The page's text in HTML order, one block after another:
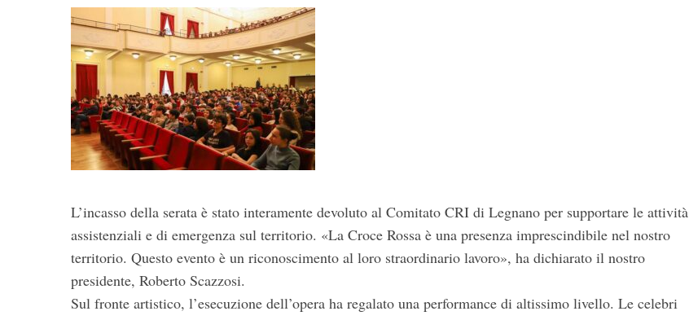
L’incasso della serata è stato interamente devoluto al Comitato CRI di Legnano per supportare le attività
assistenziali e di emergenza sul territorio. «La Croce Rossa è una presenza imprescindibile nel nostro
territorio. Questo evento è un riconoscimento al loro straordinario lavoro», ha dichiarato il nostro
presidente, Roberto Scazzosi.
Sul fronte artistico, l’esecuzione dell’opera ha regalato una performance di altissimo livello. Le celebri